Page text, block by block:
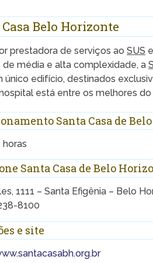
Belo Horizonte
prestadora de serviços aoSUS
média e alta complexidade, a
único edifício, destinados
está entre os melhores do
Santa Casa de
Santa Casa de Belo
1111 – Santa Efigênia – Belo
8100
e site